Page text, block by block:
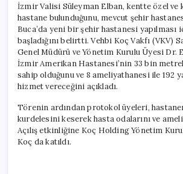
İzmir Valisi Süleyman Elban, kentte özel ve
hastane bulunduğunu, mevcut şehir
Buca’da yeni bir şehir hastanesi yapılması
başladığını belirtti. Vehbi Koç Vakfı (VKV)
Genel Müdürü ve Yönetim Kurulu Üyesi Dr.
İzmir Amerikan Hastanesi’nin 33 bin
sahip olduğunu ve 8 ameliyathanesi ile 192
hizmet vereceğini açıkladı.
Törenin ardından protokol üyeleri,
kurdelesini keserek hasta odalarını ve
Açılış etkinliğine Koç Holding Yönetim
Koç da katıldı.